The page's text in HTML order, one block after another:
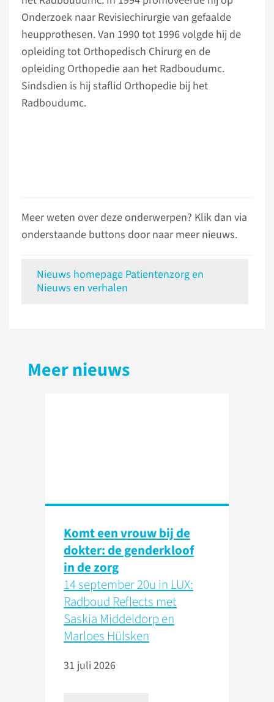
Onderzoek naar Revisiechirurgie van gefaalde
heupprothesen. Van 1990 tot 1996 volgde hij de
opleiding tot Orthopedisch Chirurg en de
opleiding Orthopedie aan het Radboudumc.
Sindsdien is hij staflid Orthopedie bij het
Radboudumc.
Meer weten over deze onderwerpen? Klik dan via
onderstaande buttons door naar meer nieuws.
Nieuws homepage Patientenzorg en
Nieuws en verhalen
Meer nieuws
Komt een vrouw bij de
dokter: de genderkloof
in de zorg
14 september 20u in LUX:
Radboud Reflects met
Saskia Middeldorp en
Marloes Hülsken
31 juli 2026